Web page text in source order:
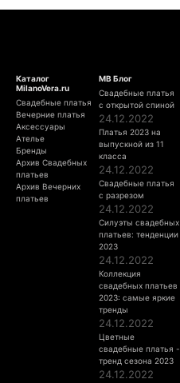
Каталог
MilanoVera.ru
Свадебные платья
Вечерние платья
Аксессуары
Ателье
Бренды
Архив Свадебных
платьев
Архив Вечерних
платьев
МВ Блог
Свадебные платья
с открытой спиной
24.12.2022
Платья 2023 на
выпускной из 11
класса
24.12.2022
Свадебные платья
с разрезом
24.12.2022
Силуэты свадебных
платьев: тенденции
2023
24.12.2022
Коллекция
свадебных платьев
2023: самые яркие
тренды
24.12.2022
Цветные
свадебные платья -
тренд сезона 2023
24.12.2022